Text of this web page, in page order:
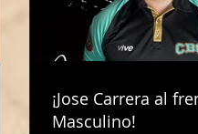
¡Jose Carrera al
Masculino!
¡Jose Carrera al
Masculino!